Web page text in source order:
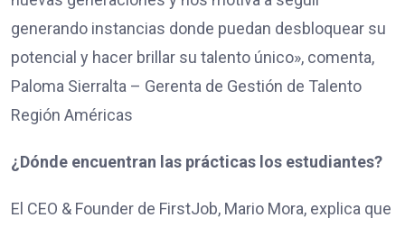
generando instancias donde puedan desbloquear su
potencial y hacer brillar su talento único», comenta,
Paloma Sierralta – Gerenta de Gestión de Talento
Región Américas
¿Dónde encuentran las prácticas los estudiantes?
El CEO & Founder de FirstJob, Mario Mora, explica que